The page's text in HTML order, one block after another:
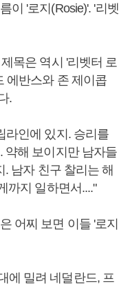
이 '로지(Rosie)'. '리벳
목은 역시 '리벳터 로
에반스와 존 제이콥
.
라인에 있지. 승리를
약해 보이지만 남자들
남자 친구 찰리는 해
까지 일하면서...."
어찌 보면 이들 '로지
에 밀려 네덜란드, 프